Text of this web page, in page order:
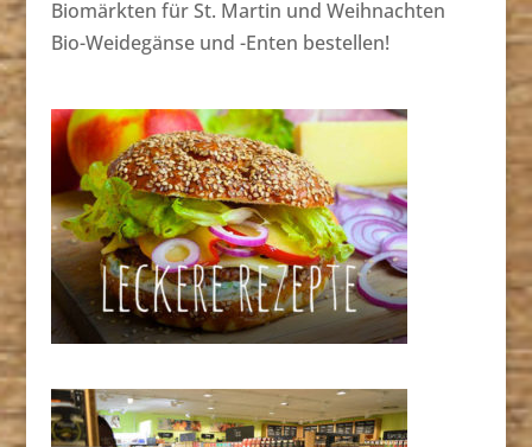
Biomärkten für St. Martin und Weihnachten
Bio-Weidegänse und -Enten bestellen!